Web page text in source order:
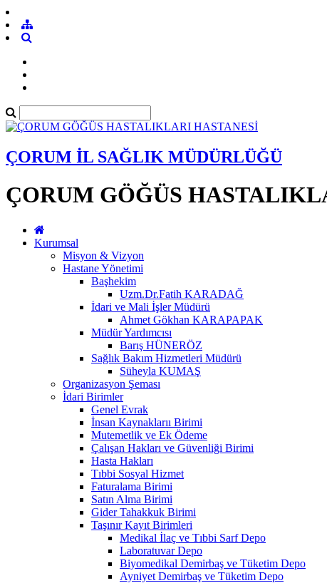
ÇORUM İL SAĞLIK MÜDÜRLÜĞÜ
ÇORUM GÖĞÜS
Kurumsal
Misyon & Vizyon
Hastane Yönetimi
Başhekim
Uzm.Dr.Fatih KARADAĞ
İdari ve Mali İşler Müdürü
Ahmet Gökhan KARAPAPAK
Müdür Yardımcısı
Barış HÜNERÖZ
Sağlık Bakım Hizmetleri Müdürü
Süheyla KUMAŞ
Organizasyon Şeması
İdari Birimler
Genel Evrak
İnsan Kaynaklarıı Birimi
Mutemetlik ve Ek Ödeme
Çalışan Hakları ve Güvenliği Birimi
Hasta Hakları
Tıbbi Sosyal Hizmet
Faturalama Birimi
Satın Alma Birimi
Gider Tahakkuk Birimi
Taşınır Kayıt Birimleri
Medikal İlaç ve Tıbbi Sarf Depo
Laboratuvar Depo
Biyomedikal Demirbaş ve Tüketim Depo
Ayniyet Demirbaş ve Tüketim Depo